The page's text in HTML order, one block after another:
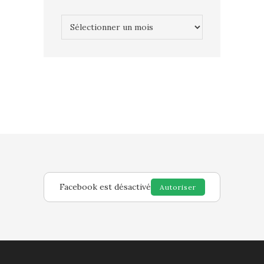
Facebook est désactivé Autoriser